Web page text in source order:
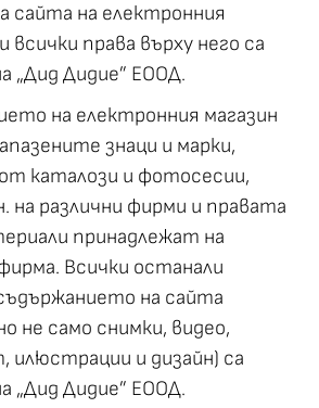
сайта на електронния
всички права върху него са
„Дид Дидие” ЕООД.
на електронния магазин
знаци и марки,
каталози и фотосесии,
различни фирми и правата
принадлежат на
Всички останали
на сайта
не само снимки, видео,
илюстрации и дизайн) са
„Дид Дидие” ЕООД.